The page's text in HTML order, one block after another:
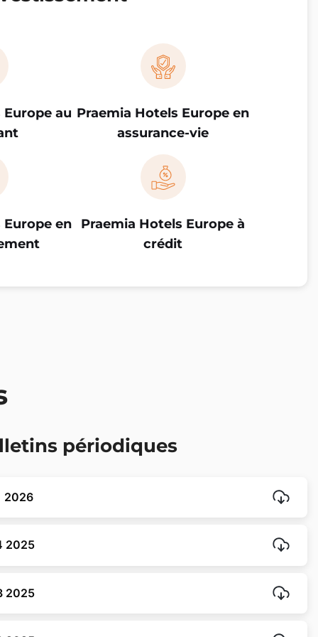
au Praemia Hotels Europe en
assurance-vie
en
Praemia Hotels Europe à
crédit
périodiques
2026
2025
2025